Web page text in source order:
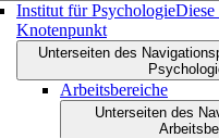
Institut für PsychologieDiese
Knotenpunkt
Unterseiten des
Arbeitsbereiche
Unterseiten des